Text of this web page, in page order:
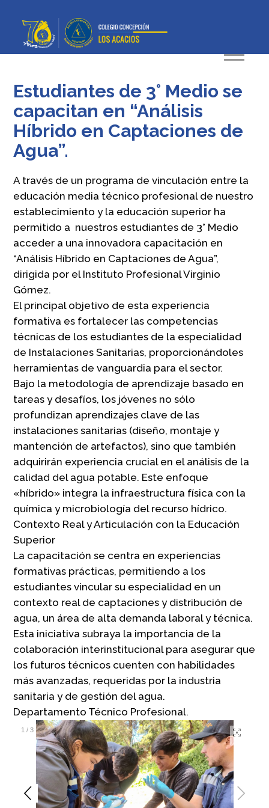
Estudiantes de 3° Medio se
capacitan en “Análisis
Híbrido en Captaciones de
Agua”.
A través de un programa de vinculación entre la
educación media técnico profesional de nuestro
establecimiento y la educación superior ha
permitido a nuestros estudiantes de 3° Medio
acceder a una innovadora capacitación en
“Análisis Híbrido en Captaciones de Agua”,
dirigida por el Instituto Profesional Virginio
Gómez.
El principal objetivo de esta experiencia
formativa es fortalecer las competencias
técnicas de los estudiantes de la especialidad
de Instalaciones Sanitarias, proporcionándoles
herramientas de vanguardia para el sector.
Bajo la metodología de aprendizaje basado en
tareas y desafíos, los jóvenes no sólo
profundizan aprendizajes clave de las
instalaciones sanitarias (diseño, montaje y
mantención de artefactos), sino que también
adquirirán experiencia crucial en el análisis de la
calidad del agua potable. Este enfoque
«híbrido» integra la infraestructura física con la
química y microbiología del recurso hídrico.
Contexto Real y Articulación con la Educación
Superior
La capacitación se centra en experiencias
formativas prácticas, permitiendo a los
estudiantes vincular su especialidad en un
contexto real de captaciones y distribución de
agua, un área de alta demanda laboral y técnica.
Esta iniciativa subraya la importancia de la
colaboración interinstitucional para asegurar que
los futuros técnicos cuenten con habilidades
más avanzadas, requeridas por la industria
sanitaria y de gestión del agua.
Departamento Técnico Profesional.
1 /3